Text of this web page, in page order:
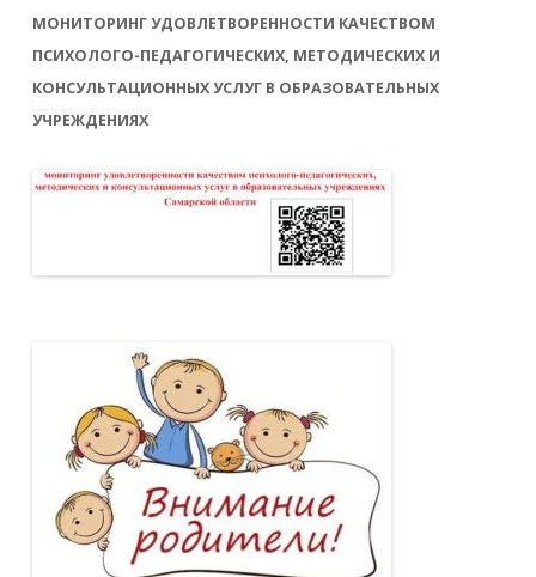
МОНИТОРИНГ УДОВЛЕТВОРЕННОСТИ КАЧЕСТВОМ
ПСИХОЛОГО-ПЕДАГОГИЧЕСКИХ, МЕТОДИЧЕСКИХ И
КОНСУЛЬТАЦИОННЫХ УСЛУГ В ОБРАЗОВАТЕЛЬНЫХ
УЧРЕЖДЕНИЯХ